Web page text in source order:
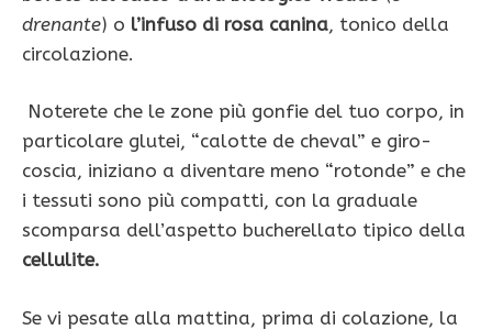
drenante) o l’infuso di rosa canina, tonico della
circolazione.
Noterete che le zone più gonfie del tuo corpo, in
particolare glutei, “calotte de cheval” e giro-
coscia, iniziano a diventare meno “roton­de” e che
i tessuti sono più compatti, con la graduale
scomparsa del­l’aspetto bucherellato tipico della
cellulite.
Se vi pesate alla mattina, prima di colazione, la